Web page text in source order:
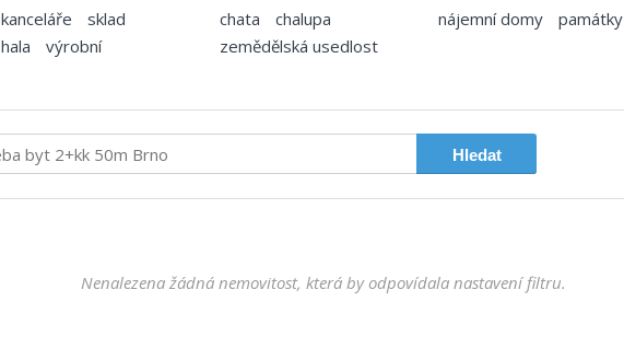
kanceláře
sklad
hala
výrobní
chata
chalupa
zemědělská usedlost
nájemní domy památky
Nenalezena žádná nemovitost, která by odpovídala nastavení filtru.